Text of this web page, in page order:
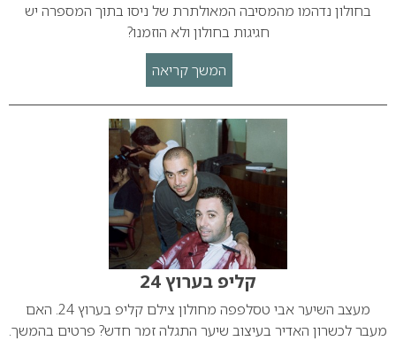
בחולון נדהמו מהמסיבה המאולתרת של ניסו בתוך המספרה יש
חגיגות בחולון ולא הוזמנו?
המשך קריאה
קליפ בערוץ 24
מעצב השיער אבי טסלפפה מחולון צילם קליפ בערוץ 24. האם
מעבר לכשרון האדיר בעיצוב שיער התגלה זמר חדש? פרטים בהמשך.